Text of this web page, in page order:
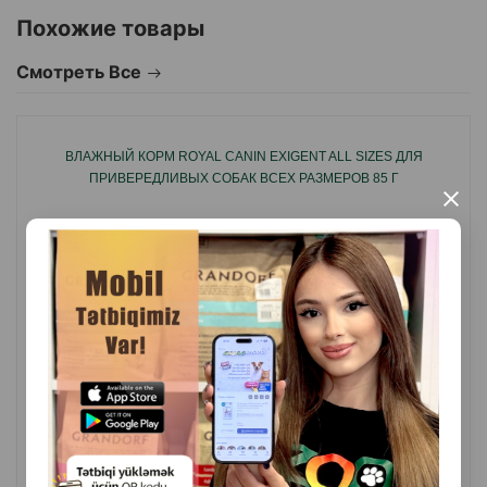
×
источник легкоусвояемого белка и аминокислот.
Идеален для собак с пищевой непереносимостью
других видов мяса.
Подходит для ежедневного кормления или в
комбинации с сухими кормами.
Не содержит
❌ глютена
❌ сои
Похожие товары
Смотреть Все
ВЛАЖНЫЙ КОРМ ROYAL CANIN EXIGENT ALL SIZES ДЛЯ
ПРИВЕРЕДЛИВЫХ СОБАК ВСЕХ РАЗМЕРОВ 85 Г